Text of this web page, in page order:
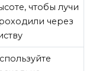
чтобы лучи
через